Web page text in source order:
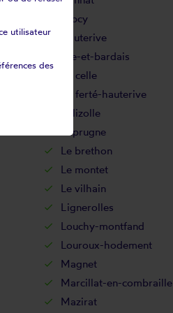
Gipcy
Hauterive
Isle-et-bardais
La celle
La ferté-hauterive
Lalizolle
Laprugne
Le brethon
Le montet
Le vilhain
Lignerolles
Louchy-montfand
Louroux-hodement
Magnet
Marcillat-en-combraille
Mazirat
utilisateur
des